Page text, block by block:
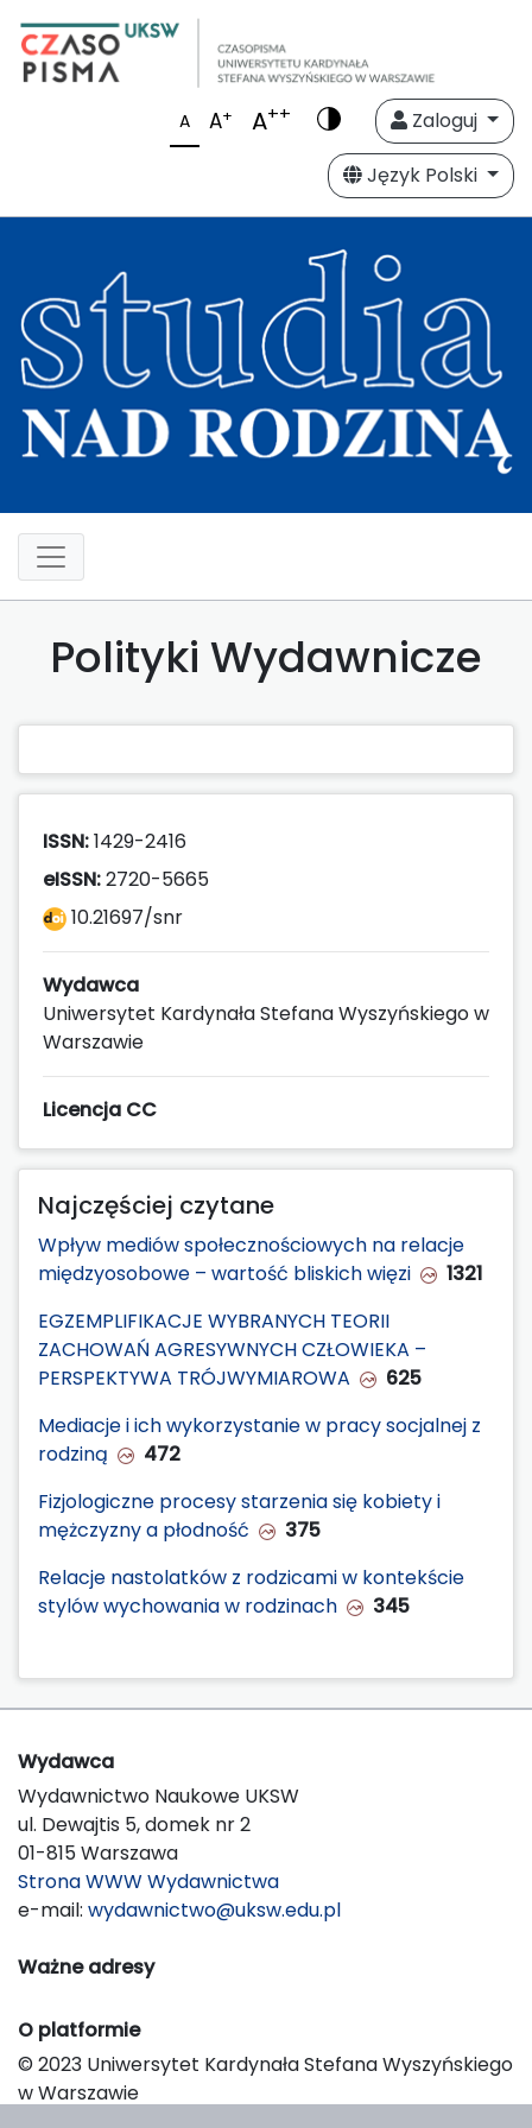
A A+ A++
Zaloguj
Język Polski
Polityki Wydawnicze
ISSN:1429-2416
eISSN:2720-5665
10.21697/snr
Wydawca
Uniwersytet Kardynała Stefana Wyszyńskiego w
Warszawie
Licencja CC
Najczęściej czytane
Wpływ mediów społecznościowych na relacje
międzyosobowe – wartość bliskich więzi
1321
EGZEMPLIFIKACJE WYBRANYCH TEORII
ZACHOWAŃ AGRESYWNYCH CZŁOWIEKA –
PERSPEKTYWA TRÓJWYMIAROWA
625
Mediacje i ich wykorzystanie w pracy socjalnej z
rodziną
472
Fizjologiczne procesy starzenia się kobiety i
mężczyzny a płodność
375
Relacje nastolatków z rodzicami w kontekście
stylów wychowania w rodzinach
345
Wydawca
Wydawnictwo Naukowe UKSW
ul. Dewajtis 5, domek nr 2
01-815 Warszawa
Strona WWW Wydawnictwa
e-mail: wydawnictwo@uksw.edu.pl
Ważne adresy
O platformie
© 2023 Uniwersytet Kardynała Stefana Wyszyńskiego
w Warszawie